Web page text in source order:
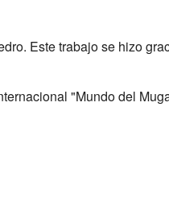
Este trabajo se hizo
"Mundo del